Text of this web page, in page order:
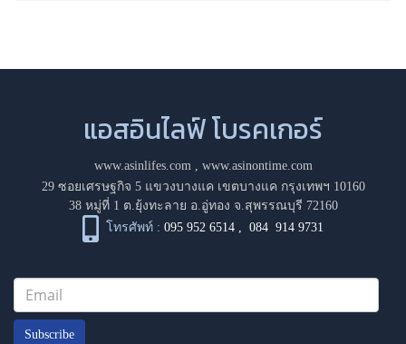
แอสอินไลฟ์ โบรคเกอร์
www.asinlifes.com
www.asinontime.com
29 ซอยเศรษฐกิจ 5 แขวงบางแค เขตบางแค กรุงเทพฯ 10160
38 หมู่ที่ 1 ต.ยุ้งทะลาย อ.อู่ทอง จ.สุพรรณบุรี 72160
โทรศัพท์ : 095 952 6514 ,084 914 9731
Subscribe